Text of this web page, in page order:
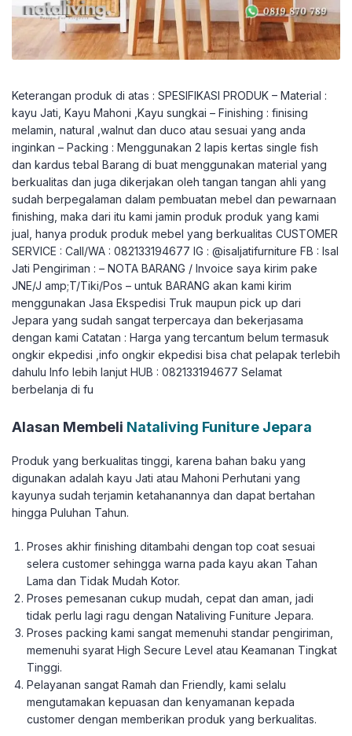
Keterangan produk di atas : SPESIFIKASI PRODUK – Material :
kayu Jati, Kayu Mahoni ,Kayu sungkai – Finishing : finising
melamin, natural ,walnut dan duco atau sesuai yang anda
inginkan – Packing : Menggunakan 2 lapis kertas single fish
dan kardus tebal Barang di buat menggunakan material yang
berkualitas dan juga dikerjakan oleh tangan tangan ahli yang
sudah berpegalaman dalam pembuatan mebel dan pewarnaan
finishing, maka dari itu kami jamin produk produk yang kami
jual, hanya produk produk mebel yang berkualitas CUSTOMER
SERVICE : Call/WA : 082133194677 IG : @isaljatifurniture FB : Isal
Jati Pengiriman : – NOTA BARANG / Invoice saya kirim pake
JNE/J amp;T/Tiki/Pos – untuk BARANG akan kami kirim
menggunakan Jasa Ekspedisi Truk maupun pick up dari
Jepara yang sudah sangat terpercaya dan bekerjasama
dengan kami Catatan : Harga yang tercantum belum termasuk
ongkir ekpedisi ,info ongkir ekpedisi bisa chat pelapak terlebih
dahulu Info lebih lanjut HUB : 082133194677 Selamat
berbelanja di fu
Alasan Membeli Nataliving Funiture Jepara
Produk yang berkualitas tinggi, karena bahan baku yang
digunakan adalah kayu Jati atau Mahoni Perhutani yang
kayunya sudah terjamin ketahanannya dan dapat bertahan
hingga Puluhan Tahun.
Proses akhir finishing ditambahi dengan top coat sesuai
selera customer sehingga warna pada kayu akan Tahan
Lama dan Tidak Mudah Kotor.
Proses pemesanan cukup mudah, cepat dan aman, jadi
tidak perlu lagi ragu dengan Nataliving Funiture Jepara.
Proses packing kami sangat memenuhi standar pengiriman,
memenuhi syarat High Secure Level atau Keamanan Tingkat
Tinggi.
Pelayanan sangat Ramah dan Friendly, kami selalu
mengutamakan kepuasan dan kenyamanan kepada
customer dengan memberikan produk yang berkualitas.